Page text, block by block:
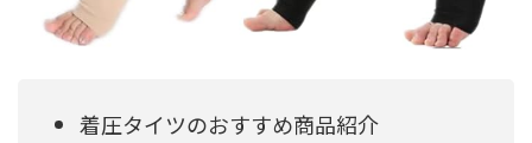
着圧タイツのおすすめ商品紹介